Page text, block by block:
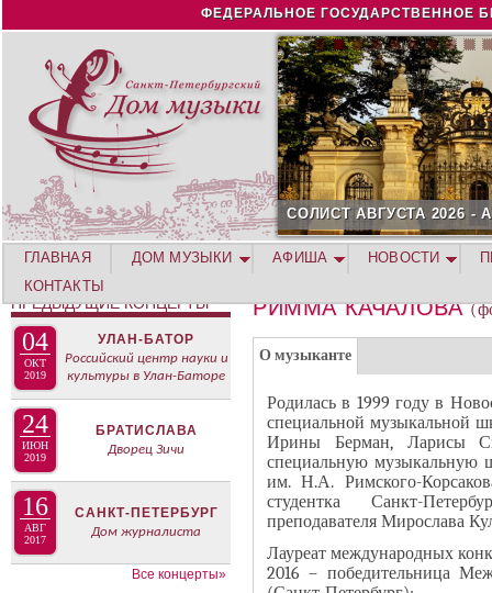
Jump to navigation
ФЕДЕРАЛЬНОЕ ГОСУДАРСТВЕННОЕ
СОЛИСТ АВГУСТА 2026 -
РИММА КАЧАЛОВА
Г
У
П
П
А
В
Л
А
О музыканте(
а
к
т
и
в
я
Родилась в 1999 году в
специальной музыкальной
Ирины Берман, Ларисы
специальную музыкальную
им. Н.А. Римского-
студентка Санкт-
преподавателя Мирослава
Лауреат международных
2016 – победительница
ГЛАВНАЯ ДОМ МУЗЫКИ АФИША НОВОСТИ
КОНТАКТЫ
ПРЕДЫДУЩИЕ КОНЦЕРТЫ
04
ОКТ
2019
УЛАН-БАТОР
Российский центр науки и
культуры в Улан-Баторе
24
ИЮН
2019
БРАТИСЛАВА
Дворец Зичи
16
АВГ
2017
САНКТ-ПЕТЕРБУРГ
Дом журналиста
Все концерты»